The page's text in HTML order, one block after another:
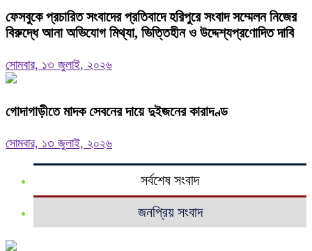
ফেসবুকে প্রচারিত সংবাদের প্রতিবাদে হরিপুরে সংবাদ সম্মেলন নিজের
বিরুদ্ধে আনা অভিযোগ মিথ্যা, ভিত্তিহীন ও উদ্দেশ্যপ্রণোদিত দাবি
সোমবার, ১৩ জুলাই, ২০২৬
গোদাগাড়ীতে মাদক সেবনের দায়ে দুইজনের কারাদণ্ড
সোমবার, ১৩ জুলাই, ২০২৬
সর্বশেষ সংবাদ
জনপ্রিয় সংবাদ